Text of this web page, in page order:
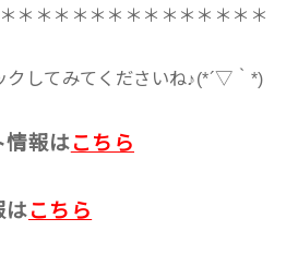
＊＊＊＊＊＊＊＊＊＊＊＊＊＊
クしてみてくださいね♪(*´▽｀*)
情報はこちら
はこちら